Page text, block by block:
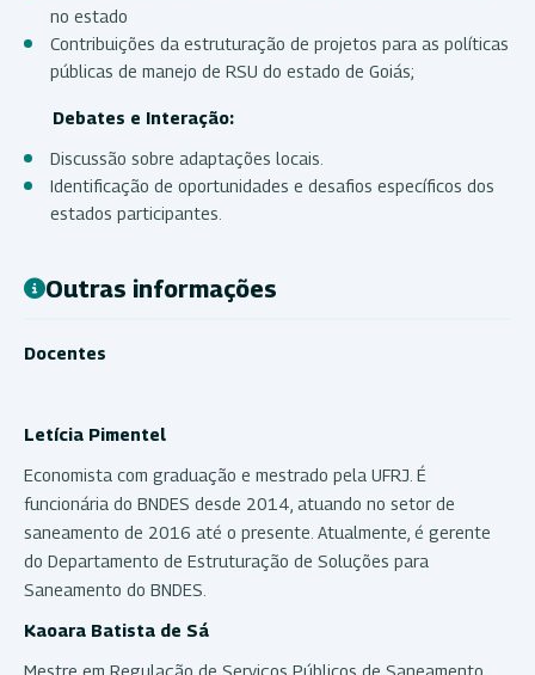
no estado
Contribuições da estruturação de projetos para as políticas
públicas de manejo de RSU do estado de Goiás;
Debates e Interação:
Discussão sobre adaptações locais.
Identificação de oportunidades e desafios específicos dos
estados participantes.
Outras informações
Docentes
Letícia Pimentel
Economista com graduação e mestrado pela UFRJ. É
funcionária do BNDES desde 2014, atuando no setor de
saneamento de 2016 até o presente. Atualmente, é gerente
do Departamento de Estruturação de Soluções para
Saneamento do BNDES.
Kaoara Batista de Sá
Mestre em Regulação de Serviços Públicos de Saneamento